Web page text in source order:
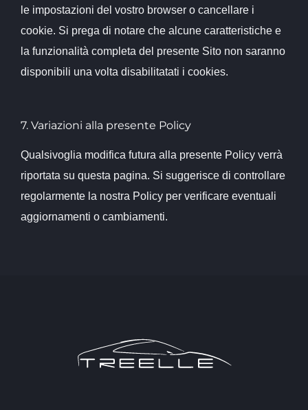
le impostazioni del vostro browser o cancellare i
cookie. Si prega di notare che alcune caratteristiche e
la funzionalità completa del presente Sito non saranno
disponibili una volta disabilitatati i cookies.
7. Variazioni alla presente Policy
Qualsivoglia modifica futura alla presente Policy verrà
riportata su questa pagina. Si suggerisce di controllare
regolarmente la nostra Policy per verificare eventuali
aggiornamenti o cambiamenti.